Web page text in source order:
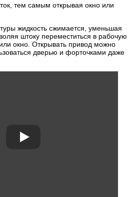
тем самым открывая окно или
жидкость сжимается, уменьшая
штоку переместиться в рабочую
окно. Открывать привод можно
дверью и форточками даже